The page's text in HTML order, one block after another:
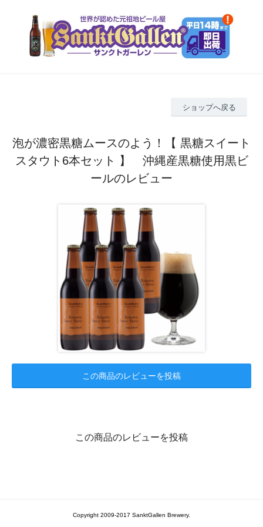
ショップへ戻る
泡が濃密黒糖ムースのよう！【 黒糖スイート
スタウト6本セット 】 沖縄産黒糖使用黒ビ
ールのレビュー
この商品のレビューを投稿
この商品のレビューを投稿
Copyright 2009-2017 SanktGallen Brewery.